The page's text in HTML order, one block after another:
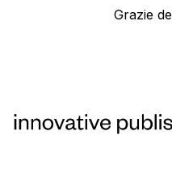
Grazie